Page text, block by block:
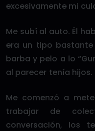
excesivamente mi
Me subí al auto. Él
era un tipo
barba y pelo a lo
al parecer tenía hijos.
Me comenzó a
trabajar de
conversación, los